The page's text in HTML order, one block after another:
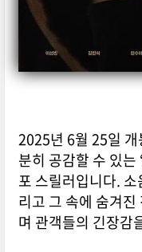
2025년 6월 25일 개
분히 공감할 수 있는
포 스릴러입니다.
리고 그 속에 숨겨
며 관객들의 긴장감